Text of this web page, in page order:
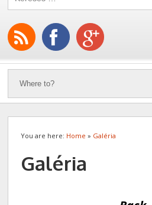
You are here: Home » Galéria
Galéria